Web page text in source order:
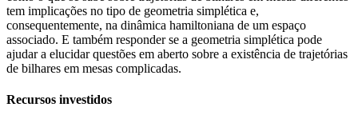
tem implicações no tipo de geometria simplética e,
consequentemente, na dinâmica hamiltoniana de um espaço
associado. E também responder se a geometria simplética pode
ajudar a elucidar questões em aberto sobre a existência de trajetórias
de bilhares em mesas complicadas.
Recursos investidos